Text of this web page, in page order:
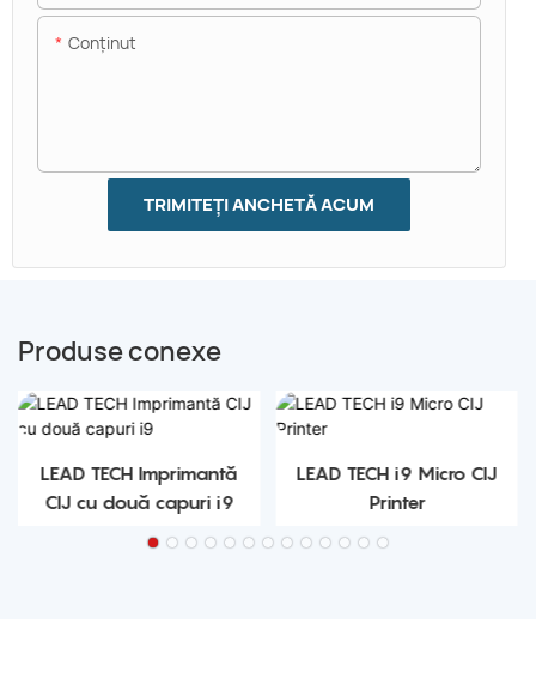
Conţinut
TRIMITEȚI ANCHETĂ ACUM
Produse conexe
LEAD TECH Imprimantă
CIJ cu două capuri i9
LEAD TECH i9 Micro CIJ
Printer